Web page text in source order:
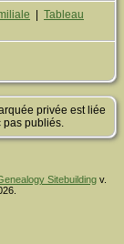
Tableau
privée est liée
pas publiés.
Sitebuildingv.